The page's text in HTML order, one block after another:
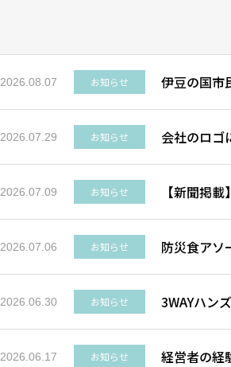
2026.08.07 お知らせ 伊豆の国市
2026.07.29 お知らせ 会社のロゴ
2026.07.09 お知らせ 【新聞掲
2026.07.06 お知らせ 防災食アソ
2026.06.30 お知らせ 3WAYハン
2026.06.17 お知らせ 経営者の経